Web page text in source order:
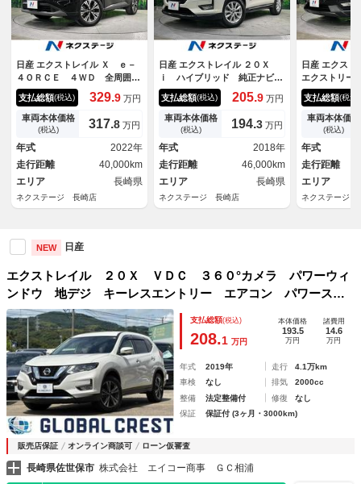
日産 エクストレイル Ｘ ｅ－
４ＯＲＣＥ ４ＷＤ 全周囲カ
メラ メーカー１２インチナ
ビ 衝突軽減 プロパイロッ
ト 禁煙車 電動リアゲート
コーナーセンサー スマートキ
ー ＬＥＤヘッド ルーフレー
ル ビルトインＥＴＣ
支払総額(税込) 329.9 万円
車両本体価格
(税込) 317.8 万円
年式
2022年
走行距離
40,000km
エリア
長崎県
ネクステージ 長崎店
日産 エクストレイル ２０Ｘ
ｉ ハイブリッド 純正ナビ
全周囲カメラ 衝突被害軽減シ
ステム プロパイロット 禁煙
車 電動リアゲート ハーフレ
ザーシート ドラレコ コーナ
ーセンサー スマートキー Ｌ
ＥＤヘッド ビルトインＥＴＣ
支払総額(税込) 205.9 万円
車両本体価格
(税込) 194.3 万円
年式
2018年
走行距離
46,000km
エリア
長崎県
ネクステージ 長崎店
日産 エクス
エクストリー
ビ バックカ
軽減システ
ナーセンサ
ＬＥＤヘッ
７インチア
ト デュアル
ｅｔｏｏｔｈ
支払総額(税込)
車両本体価格
(税込)
年式
走行距離
エリア
ネクステージ
NEW 日産
エクストレイル ２０Ｘ ＶＤＣ ３６０°カメラ パワーウィ
ンドウ 地デジ キーレスエントリー エアコン パワーステ
アリング オートクルーズコントロール ナビ・ＴＶ メモリ
ーナビ ＡＢＳ 盗難防止システム アルミホイール
支払総額(税込)
208.1 万円
本体価格
193.5
万円
諸費用
14.6
万円
年式 2019年 走行
4.1万km
車検
なし 排気
2000cc
整備
法定整備付 修復
なし
保証
保証付 (3ヶ月・3000km)
販売店保証 オンライン商談可 ローン仮審査
長崎県佐世保市 株式会社 エイコー商事 ＧＣ相浦